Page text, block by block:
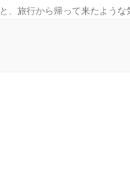
、旅行から帰って来たような